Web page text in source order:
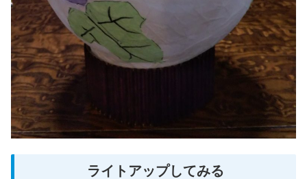
ライトアップしてみる